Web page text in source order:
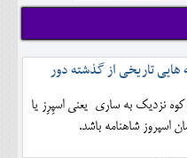
هایی تاریخی از گذشته دور
کوه نزدیک به ساری یعنی اسپِرِز یا
اسپروز شاهنامه باشد.